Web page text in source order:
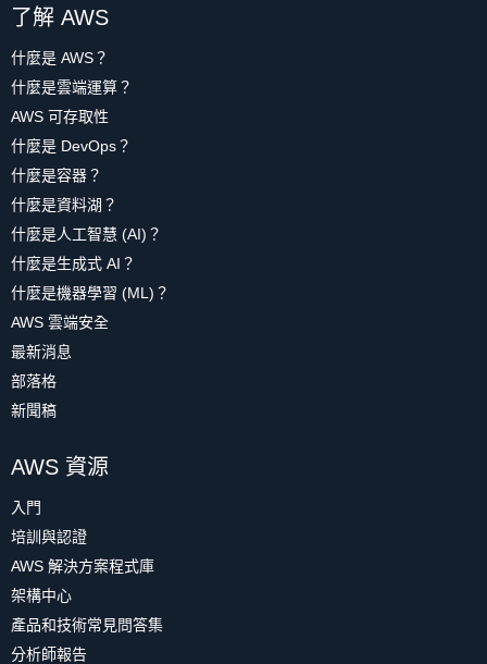
了解 AWS
什麼是 AWS？
什麼是雲端運算？
AWS 可存取性
什麼是 DevOps？
什麼是容器？
什麼是資料湖？
什麼是人工智慧 (AI)？
什麼是生成式 AI？
什麼是機器學習 (ML)？
AWS 雲端安全
最新消息
部落格
新聞稿
AWS 資源
入門
培訓與認證
AWS 解決方案程式庫
架構中心
產品和技術常見問答集
分析師報告